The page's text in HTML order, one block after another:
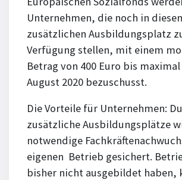
Unternehmen, die noch in
zusätzlichen Ausbildungsplatz
Verfügung stellen, mit einem
Betrag von 400 Euro bis
August 2020 bezuschusst.
Die Vorteile für Unternehmen:
zusätzliche Ausbildungsplätze
notwendige
eigenen Betrieb gesichert.
bisher nicht ausgebildet haben,